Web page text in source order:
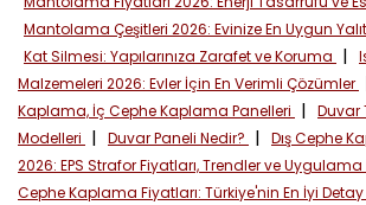
Mantolama Çeşitleri 2026: Evinize En Uygun
Kat Silmesi: Yapılarınıza Zarafet ve Koruma |
Malzemeleri 2026: Evler İçin En Verimli Çözümler
Kaplama, İç Cephe Kaplama Panelleri | Duvar
Modelleri | Duvar Paneli Nedir? | Dış Cephe
2026: EPS Strafor Fiyatları, Trendler ve Uygulama
Cephe Kaplama Fiyatları: Türkiye'nin En İyi